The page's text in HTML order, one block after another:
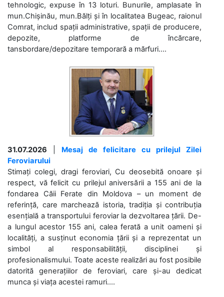
tehnologic, expuse în 13 loturi. Bunurile, amplasate în
mun.Chișinău, mun.Bălți și în localitatea Bugeac, raionul
Comrat, includ spații administrative, spații de producere,
depozite, platforme de încărcare,
tansbordare/depozitare temporară a mărfuri....
31.07.2026
Mesaj de felicitare cu prilejul Zilei
Feroviarului
Stimați colegi, dragi feroviari, Cu deosebită onoare și
respect, vă felicit cu prilejul aniversării a 155 ani de la
fondarea Căii Ferate din Moldova – un moment de
referință, care marchează istoria, tradiția și contribuția
esențială a transportului feroviar la dezvoltarea țării. De-
a lungul acestor 155 ani, calea ferată a unit oameni și
localități, a susținut economia țării și a reprezentat un
simbol al responsabilității, disciplinei și
profesionalismului. Toate aceste realizări au fost posibile
datorită generațiilor de feroviari, care și-au dedicat
munca și viața acestei ramuri....